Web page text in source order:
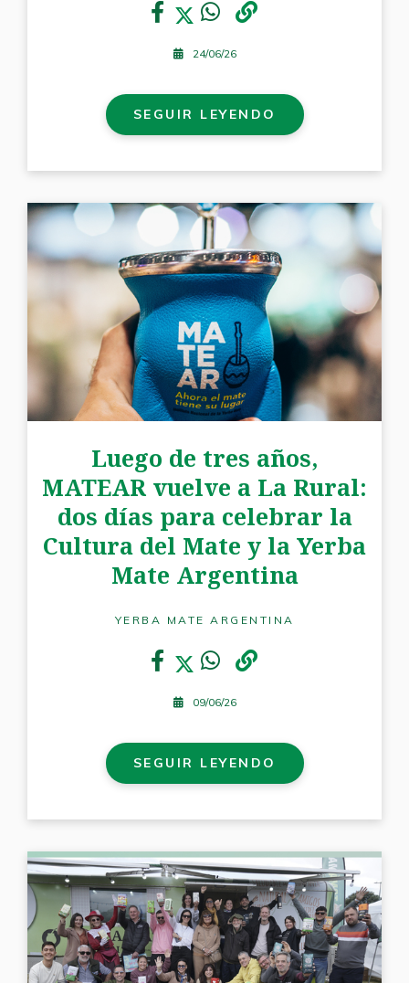
24/06/26
SEGUIR LEYENDO
Luego de tres años,
MATEAR vuelve a La Rural:
dos días para celebrar la
Cultura del Mate y la Yerba
Mate Argentina
YERBA MATE ARGENTINA
09/06/26
SEGUIR LEYENDO